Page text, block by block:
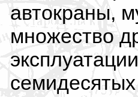
автокраны,
множество